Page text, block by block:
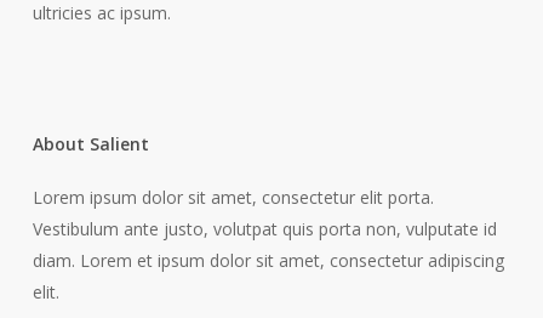
ultricies ac ipsum.
About Salient
Lorem ipsum dolor sit amet, consectetur elit porta.
Vestibulum ante justo, volutpat quis porta non, vulputate id
diam. Lorem et ipsum dolor sit amet, consectetur adipiscing
elit.